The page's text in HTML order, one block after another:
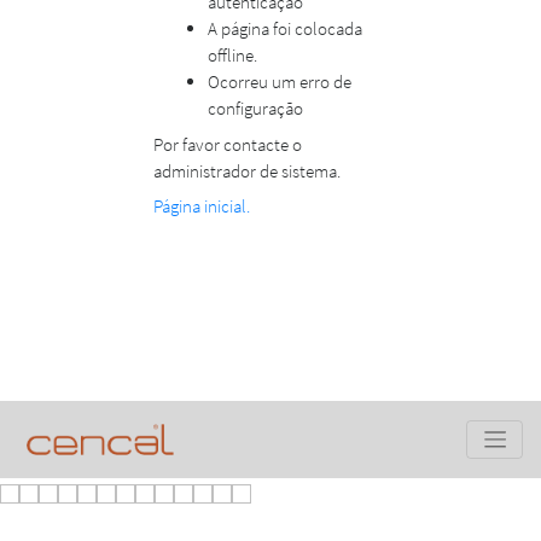
A página foi colocada
offline.
Ocorreu um erro de
configuração
Por favor contacte o
administrador de sistema.
Página inicial.